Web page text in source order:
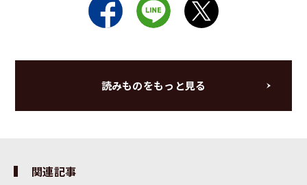
読みものをもっと見る
関連記事